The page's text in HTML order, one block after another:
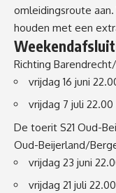
omleidingsroute
houden met een
Richting
vrijdag 16 juni
vrijdag 7 juli
De toerit S21 Oud-
Oud-Beijerland/
vrijdag 23 juni
vrijdag 21 juli